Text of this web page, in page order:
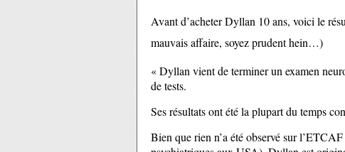
Avant d’acheter Dyllan 10 ans, voici le
mauvais affaire, soyez prudent hein…)
« Dyllan vient de terminer un examen
de tests.
Ses résultats ont été la plupart du temps
Bien que rien n’a été observé sur